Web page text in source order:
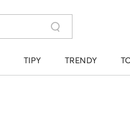
TIPY TRENDY